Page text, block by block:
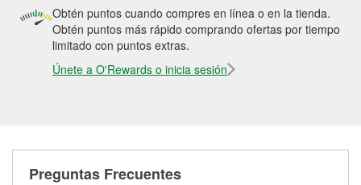
Obtén puntos cuando compres en línea o en la tienda.
Obtén puntos más rápido comprando ofertas por tiempo
limitado con puntos extras.
Únete a O'Rewards o inicia sesión
Preguntas Frecuentes